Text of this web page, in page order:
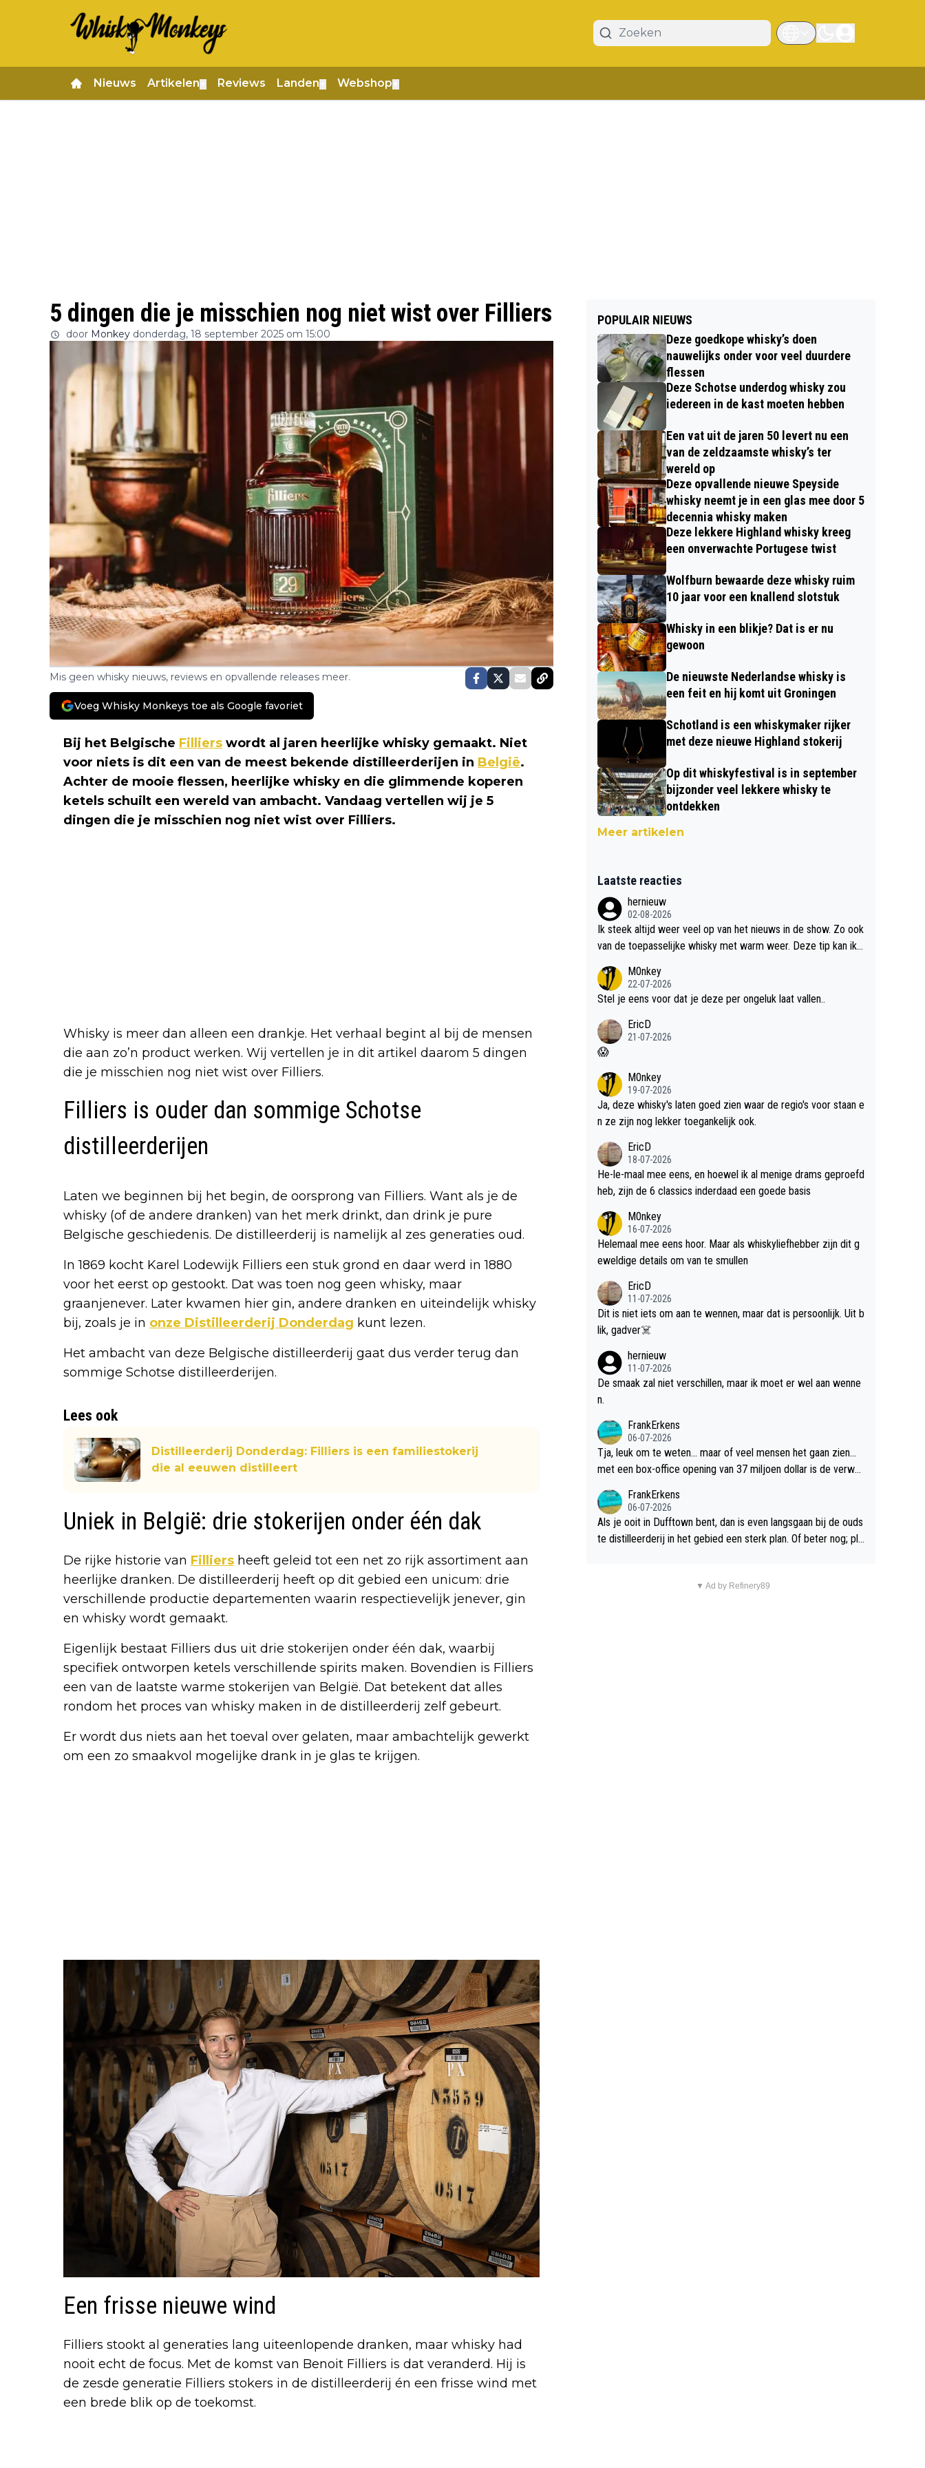
Nieuws Artikelen Reviews Landen Webshop
5 dingen die je misschien nog niet wist over Filliers
door Monkey donderdag, 18 september 2025 om 15:00
Mis geen whisky nieuws, reviews en opvallende releases meer.
Voeg Whisky Monkeys toe als Google favoriet
Bij het Belgische Filliers wordt al jaren heerlijke whisky gemaakt. Niet
voor niets is dit een van de meest bekende distilleerderijen in België.
Achter de mooie flessen, heerlijke whisky en die glimmende koperen
ketels schuilt een wereld van ambacht. Vandaag vertellen wij je 5
dingen die je misschien nog niet wist over Filliers.
Whisky is meer dan alleen een drankje. Het verhaal begint al bij de mensen
die aan zo’n product werken. Wij vertellen je in dit artikel daarom 5 dingen
die je misschien nog niet wist over Filliers.
Filliers is ouder dan sommige Schotse
distilleerderijen
Laten we beginnen bij het begin, de oorsprong van Filliers. Want als je de
whisky (of de andere dranken) van het merk drinkt, dan drink je pure
Belgische geschiedenis. De distilleerderij is namelijk al zes generaties oud.
In 1869 kocht Karel Lodewijk Filliers een stuk grond en daar werd in 1880
voor het eerst op gestookt. Dat was toen nog geen whisky, maar
graanjenever. Later kwamen hier gin, andere dranken en uiteindelijk whisky
bij, zoals je in onze Distilleerderij Donderdag kunt lezen.
Het ambacht van deze Belgische distilleerderij gaat dus verder terug dan
sommige Schotse distilleerderijen.
Lees ook
Distilleerderij Donderdag: Filliers is een familiestokerij
die al eeuwen distilleert
Uniek in België: drie stokerijen onder één dak
De rijke historie van Filliers heeft geleid tot een net zo rijk assortiment aan
heerlijke dranken. De distilleerderij heeft op dit gebied een unicum: drie
verschillende productie departementen waarin respectievelijk jenever, gin
en whisky wordt gemaakt.
Eigenlijk bestaat Filliers dus uit drie stokerijen onder één dak, waarbij
specifiek ontworpen ketels verschillende spirits maken. Bovendien is Filliers
een van de laatste warme stokerijen van België. Dat betekent dat alles
rondom het proces van whisky maken in de distilleerderij zelf gebeurt.
Er wordt dus niets aan het toeval over gelaten, maar ambachtelijk gewerkt
om een zo smaakvol mogelijke drank in je glas te krijgen.
Een frisse nieuwe wind
Filliers stookt al generaties lang uiteenlopende dranken, maar whisky had
nooit echt de focus. Met de komst van Benoit Filliers is dat veranderd. Hij is
de zesde generatie Filliers stokers in de distilleerderij én een frisse wind met
een brede blik op de toekomst.
POPULAIR NIEUWS
Deze goedkope whisky’s doen
nauwelijks onder voor veel duurdere
flessen
Deze Schotse underdog whisky zou
iedereen in de kast moeten hebben
Een vat uit de jaren 50 levert nu een
van de zeldzaamste whisky’s ter
wereld op
Deze opvallende nieuwe Speyside
whisky neemt je in een glas mee door 5
decennia whisky maken
Deze lekkere Highland whisky kreeg
een onverwachte Portugese twist
Wolfburn bewaarde deze whisky ruim
10 jaar voor een knallend slotstuk
Whisky in een blikje? Dat is er nu
gewoon
De nieuwste Nederlandse whisky is
een feit en hij komt uit Groningen
Schotland is een whiskymaker rijker
met deze nieuwe Highland stokerij
Op dit whiskyfestival is in september
bijzonder veel lekkere whisky te
ontdekken
Meer artikelen
Laatste reacties
hernieuw
02-08-2026
Ik steek altijd weer veel op van het nieuws in de show. Zo ook
van de toepasselijke whisky met warm weer. Deze tip kan ik
M0nkey
22-07-2026
Stel je eens voor dat je deze per ongeluk laat vallen..
EricD
21-07-2026
😱
M0nkey
19-07-2026
Ja, deze whisky's laten goed zien waar de regio's voor staan e
n ze zijn nog lekker toegankelijk ook.
EricD
18-07-2026
He-le-maal mee eens, en hoewel ik al menige drams geproefd
heb, zijn de 6 classics inderdaad een goede basis
M0nkey
16-07-2026
Helemaal mee eens hoor. Maar als whiskyliefhebber zijn dit g
eweldige details om van te smullen
EricD
11-07-2026
Dit is niet iets om aan te wennen, maar dat is persoonlijk. Uit b
lik, gadver☠️
hernieuw
11-07-2026
De smaak zal niet verschillen, maar ik moet er wel aan wenne
n.
FrankErkens
06-07-2026
Tja, leuk om te weten... maar of veel mensen het gaan zien...
met een box-office opening van 37 miljoen dollar is de verwa
FrankErkens
06-07-2026
Als je ooit in Dufftown bent, dan is even langsgaan bij de ouds
te distilleerderij in het gebied een sterk plan. Of beter nog; pla
▼ Ad by Refinery89